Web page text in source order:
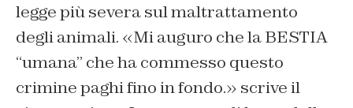
legge più severa sul maltrattamento
degli animali. «Mi auguro che la BESTIA
“umana” che ha commesso questo
crimine paghi fino in fondo.» scrive il